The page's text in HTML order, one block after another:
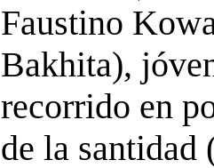
Faustino
Bakhita),
recorrido en
de la santidad